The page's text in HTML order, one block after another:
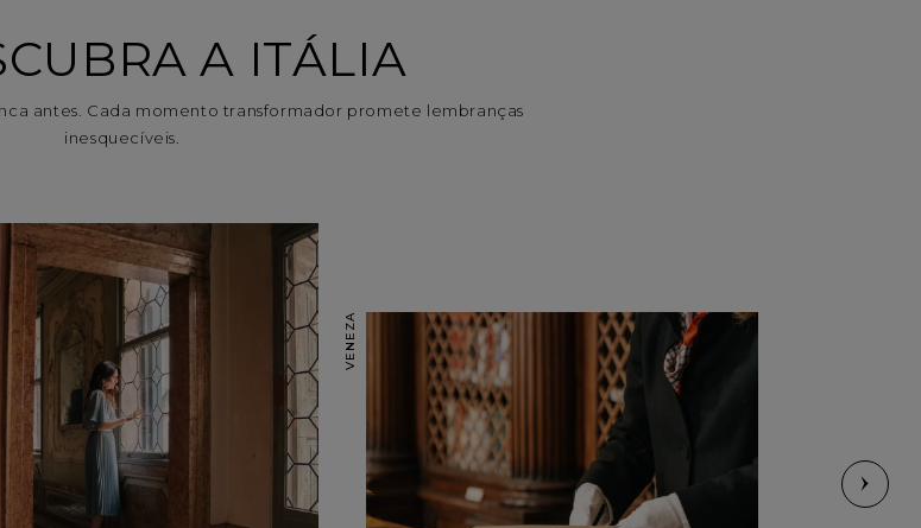
A ITÁLIA
antes. Cada momento transformador promete lembranças
inesquecíveis.
VENEZA